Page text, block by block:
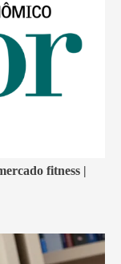
fitness |